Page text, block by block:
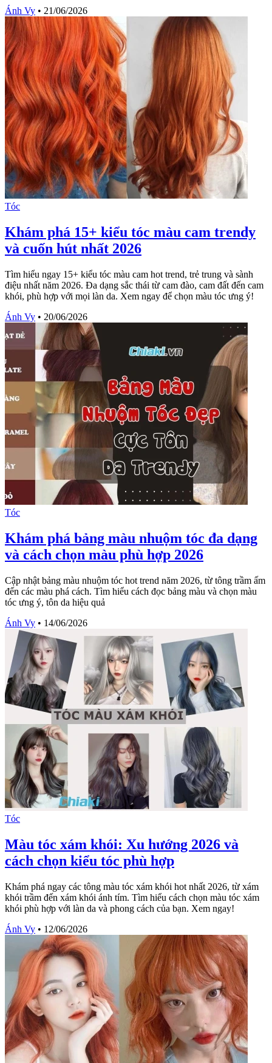
Ánh Vy • 21/06/2026
Tóc
Khám phá 15+ kiểu tóc màu cam trendy
và cuốn hút nhất 2026
Tìm hiểu ngay 15+ kiểu tóc màu cam hot trend, trẻ trung và sành
điệu nhất năm 2026. Đa dạng sắc thái từ cam đào, cam đất đến cam
khói, phù hợp với mọi làn da. Xem ngay để chọn màu tóc ưng ý!
Ánh Vy • 20/06/2026
Tóc
Khám phá bảng màu nhuộm tóc đa dạng
và cách chọn màu phù hợp 2026
Cập nhật bảng màu nhuộm tóc hot trend năm 2026, từ tông trầm ấm
đến các màu phá cách. Tìm hiểu cách đọc bảng màu và chọn màu
tóc ưng ý, tôn da hiệu quả
Ánh Vy • 14/06/2026
Tóc
Màu tóc xám khói: Xu hướng 2026 và
cách chọn kiểu tóc phù hợp
Khám phá ngay các tông màu tóc xám khói hot nhất 2026, từ xám
khói trầm đến xám khói ánh tím. Tìm hiểu cách chọn màu tóc xám
khói phù hợp với làn da và phong cách của bạn. Xem ngay!
Ánh Vy • 12/06/2026